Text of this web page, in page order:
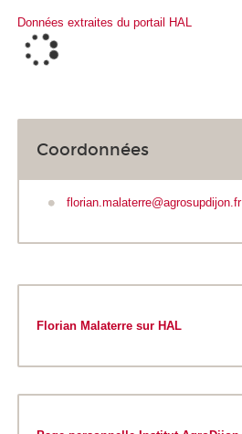
Données extraites du portail HAL
Coordonnées
florian.malaterre@agrosupdijon.fr
Florian Malaterre sur HAL